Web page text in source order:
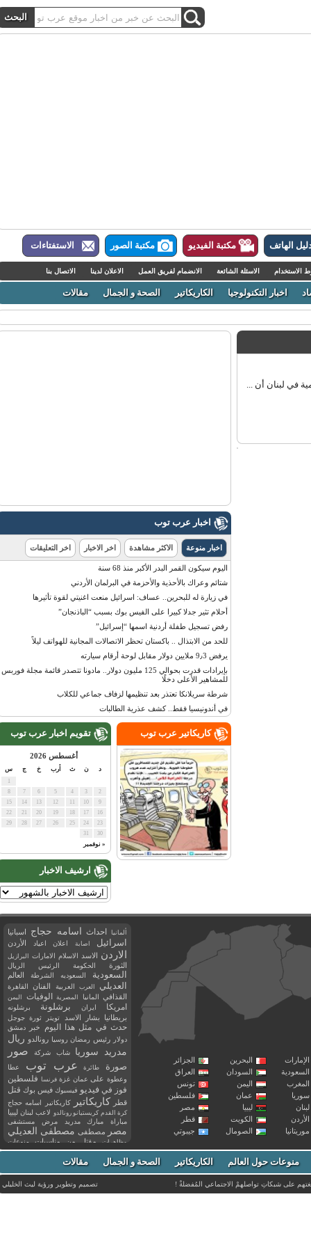
الهاتف مكتبة الفيديو مكتبة الصور الاستفتاءات
الاسئلة الشائعة الانضمام لفريق العمل الاعلان لدينا الاتصال بنا
اخبار التكنولوجيا الكاريكاتير الصحة و الجمال مقالات
في لبنان أن ...
اخبار عرب توب
اخبار منوعة الاكثر مشاهدة اخر الاخبار اخر التعليقات
اليوم سيكون القمر البدر الأكبر منذ 68 سنة
شتائم وعراك بالأحذية والأحزمة في البرلمان الأردني
في زيارة له للبحرين.. عساف: اسرائيل منعت اغنيتي لقوة تأثيرها
أحلام تثير جدلا كبيرا على الفيس بوك بسبب “الباذنجان”
رفض تسجيل طفلة أردنية اسمها “إسرائيل”
للحد من الابتذال .. باكستان تحظر الاتصالات المجانية للهواتف ليلاً
يرفض 9٫3 ملايين دولار مقابل لوحة أرقام سيارته
بإيرادات قدرت بحوالي 125 مليون دولار.. مادونا تتصدر قائمة مجلة فوربس
للمشاهير الأعلى دخلًا
شرطة سريلانكا تعتذر بعد تنظيمها لزفاف جماعي للكلاب
في أندونيسيا فقط.. كشف عذرية الطالبات
تقويم اخبار عرب توب
أغسطس 2026
أرب س
« نوفمبر
ارشيف الاخبار
كاريكاتير عرب توب
البحرين
الجزائر
السودان
العراق
اليمن
تونس
عمان
فلسطين
ليبيا
مصر
الكويت
قطر
الصومال جيبوتي
ألمانيا احداث اسامه حجاج اسبانيا
اسرائيل اصابة اعلان اعياد الأردن
الاردن الاسد الاسلام الامارات البرازيل
الثورة الحكومة الرئيس الريال
السعودية السعوديه الشرطة العالم
العديلي العرب العربية الفنان القاهرة
القذافي المانيا المصرية الوفيات اليمن
امريكا ايران برشلونة برشلونه
بريطانيا بشار الاسد تويتر ثورة جوجل
حدث في مثل هذا اليوم خبر دمشق
دولار رئيس رمضان روسيا رونالدو ريال
مدريد
سوريا شاب شركة صور
صورة طائرة عرب توب
عطا
وعطوة على عمان غزة فرنسا فلسطين
فوز في فيديو فيسبوك فيس بوك قتل
قطر كاريكاتير كاريكاتير اسامه حجاج
كرة القدم كريستيانو رونالدو لاعب لبنان ليبيا
مباراة مبارك مدريد مرض مستشفى
مصر مصطفى مصطفى العديلي
مظاهرات مقتل من مناسبات
منوعات
مواليد
موت ميسي ميلان نادي نشر
وفاة وفيات يوتيوب منوعات حول العالم الكاريكاتير الصحة و الجمال مقالات
على شبكاتِ تواصلهمْ الاجتماعي المُفضلةْ ! تصميم وتطوير ورؤيةليث الخليلي